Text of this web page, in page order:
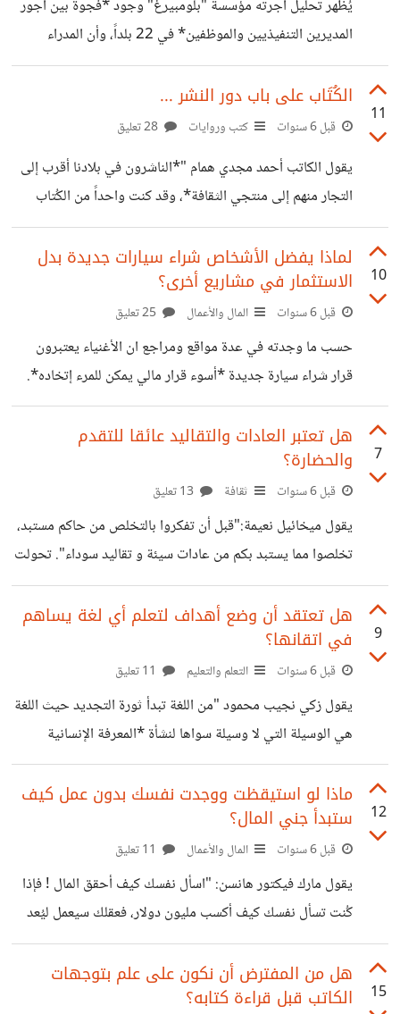
*بوجود فائدة كبيرة نعطيها ونأخدها من تجارب بعضنا البعض*
.. "سأبدا أنا في الجزء الأخير من المساهمة". أعرف أن البعض
سيفكرون ...
يُظهر تحليل أجرته مؤسسة "بلومبيرغ" وجود *فجوة بين أجور
المديرين التنفيذيين والموظفين* في 22 بلداً، وأن المدراء
التنفيذيين في الولايات المتحدة والهند يمكن أن يحصلوا على ما
بريطانيا كذلك نجد بعض المدراء يتقاضون في اليوم الواحد ما
أستغرب كثيرا فهذا ما يحدث في أغلب المؤسسات على أرض
الواقع، خاصة تلك التي تمتلك ايرادات ضخمة وكفاءات عالية،
لكن هذا جعلنى أطرح التساؤل:
11
الكُتَاب على باب دور النشر ...
قبل 6 سنوات كتب وروايات
يقول الكاتب أحمد مجدي همام "*الناشرون في بلادنا أقرب إلى
التجار منهم إلى منتجي الثقافة*، وقد كنت واحداً من الكُتاب
الشباب الذين عانوا لإصدار كتابهم الأول. مثلى ومثل الكثيرين
غيري اضطررت إلى دفع مبلغ مالي للناشر، لكني بعد ذلك أدركت
حجم الضيم الواقع عليّ، قررت ألا أدفع مليماً واحداً في النشر
فالكاتب الشاب الذي لم يسبق له النشر سيجد نفسه مضطراً
للدفع، وسيرى مرارة الرفض والتسويف على يد الناشرين". مما
لاحظته في الآونة الأخيرة أن مجال النشر والكتابة *تغير* كثيرا
10
لماذا يفضل الأشخاص شراء سيارات جديدة بدل
الاستثمار في مشاريع أخرى؟
قبل 6 سنوات المال والأعمال
حسب ما وجدته في عدة مواقع ومراجع ان الأغنياء يعتبرون
قرار شراء سيارة جديدة *أسوء قرار مالي يمكن للمرء إتخاده*.
من بينهم المليونير "ديفيد باخ" أحد الخبراء الماليين الموثوقين
في أمريكا ومؤلف الكتاب المالي "المليونير التلقائية" الذي صرح
قائلاً: *"لا يوجد شيء تفعله في حياتك سيهدر أموالا بشكل فعلي
أكثر من شراء سيارة جديدة"*. *لماذا يختار أغلب الأشخاص
شراء سيارة جديدة بأحدث طراز ؟* إذا كان الجواب لسهولة
التنقل أو حاجتهم لها يمكنهم شراء سيارة بسيطة تفي بهذا
7
هل تعتبر العادات والتقاليد عائقا للتقدم
والحضارة؟
قبل 6 سنوات ثقافة
يقول ميخائيل نعيمة:"قبل أن تفكروا بالتخلص من حاكم مستبد،
تخلصوا مما يستبد بكم من عادات سيئة و تقاليد سوداء". تحولت
العادات والتقاليد من كونها مجرد *أفكار* إلى *أسس ثابتة* لا
يمكن تغييرها، وإذا حاول الشخص الخروج عنها سيلقى *غضب
وإستنكار* من عائلته وكل أفراد المجتمع، وهذا ما يخلق نوعا من
الجمود في الفكر، وكما يقال"العادات والتقاليد تخدمنا في
حمايتنا من عناء التفكير"، وهذا ما أتساءل عنه *هل للعادات
والتقاليد علاقة بالتقدم والحضارة؟* نقرأ ونشاهد كثيرا عن تلك
9
هل تعتقد أن وضع أهداف لتعلم أي لغة يساهم
في اتقانها؟
قبل 6 سنوات التعلم والتعليم
يقول زكي نجيب محمود "من اللغة تبدأ ثورة التجديد حيث اللغة
هي الوسيلة التي لا وسيلة سواها لنشأة *المعرفة الإنسانية
وتكوينها وتطويرها أو جمودها في بعض الحالات*". الاكتفاء
باللغة الأم يعني عدم القدرة على التواصل مع الكثير من
الأشخاص حول العالم، كما يقلل من امكانية الحصول على *فرص
مميزة في العمل أو الدراسة*، لذلك تعلم لغة جديدة يعتبر ميزة
كبيرة، فهو لا يساعد على تحسين صحة الدماغ فقط بل يزيد
الفرص المهنية. تختلف أهداف كل شخص في تعلم اللغة، فمنهم
12
ماذا لو استيقظت ووجدت نفسك بدون عمل كيف
ستبدأ جني المال؟
قبل 6 سنوات المال والأعمال
يقول مارك فيكتور هانسن: "اسأل نفسك كيف أحقق المال ! فإذا
كُنت تسأل نفسك كيف أكسب مليون دولار، فعقلك سيعمل ليُعد
الجواب، سيُرغم عقلك على العمل بلا توقف إلى أن يصل جواب
مقنع تسعى لتنفيذه". يعبر هذا السؤال بشكل كبير عن بدايات
الكثير منا في مجال المال والأعمال وهو شبيه بسؤال *كيف
15
هل من المفترض أن نكون على علم بتوجهات
الكاتب قبل قراءة كتابه؟